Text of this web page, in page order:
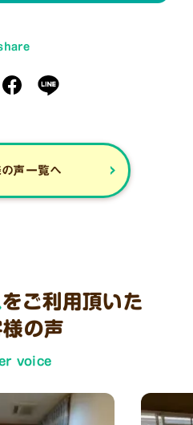
声一覧へ
をご利用頂いた
の声
voice